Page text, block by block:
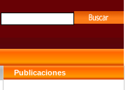
Publicaciones